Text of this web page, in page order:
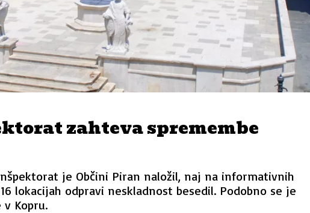
zahteva spremembe
je Občini Piran naložil, naj na informativnih
lokacijah odpravi neskladnost besedil. Podobno se je
v Kopru.